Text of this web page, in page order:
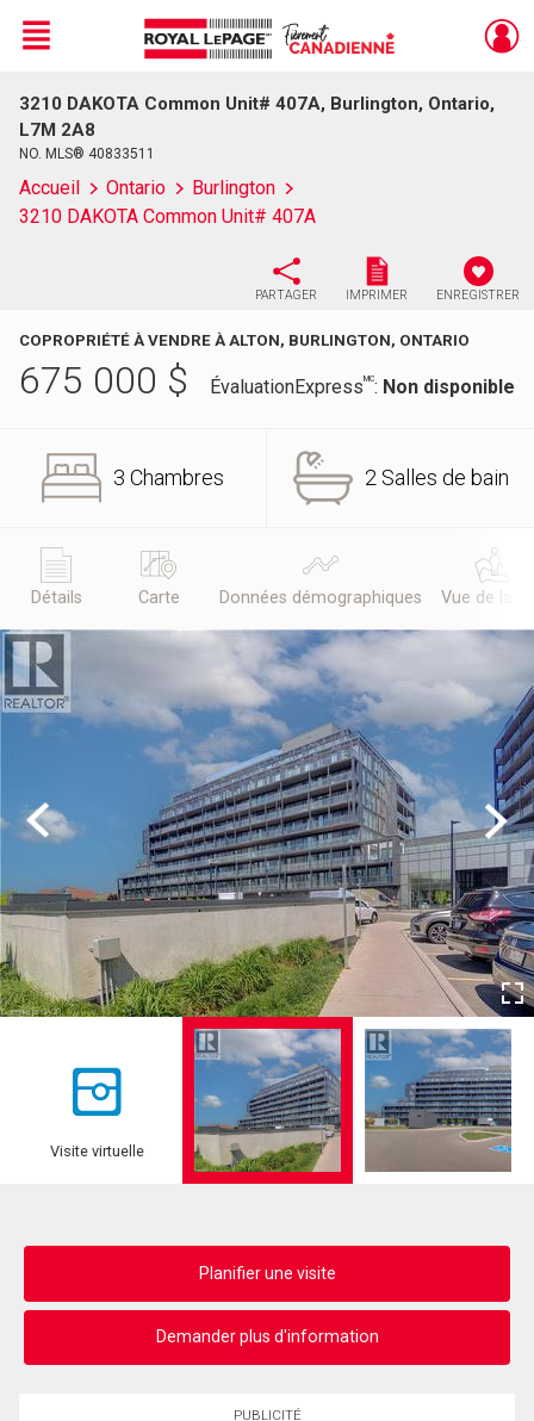
Live
En Direct
Menu
3210 DAKOTA Common Unit# 407A, Burlington, Ontario,
L7M 2A8
NO. MLS® 40833511
Accueil Ontario
Burlington
3210 DAKOTA Common Unit# 407A
PARTAGER IMPRIMER ENREGISTRER
COPROPRIÉTÉ À VENDRE À ALTON, BURLINGTON, ONTARIO
675 000 $ ÉvaluationExpressMC: Non disponible
3 Chambres 2 Salles de bain
Détails Carte Données démographiques Vue de la
Previous Next
Visite virtuelle
Planifier une visite
Demander plus d'information
PUBLICITÉ